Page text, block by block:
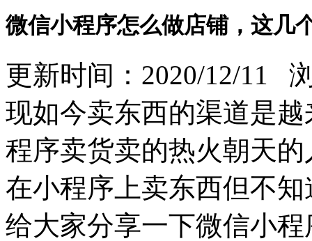
微信小程序怎么做店铺，这几
更新时间：2020/12/11
现如今卖东西的渠道是
程序卖货卖的热火朝天
在小程序上卖东西但不
给大家分享一下微信小